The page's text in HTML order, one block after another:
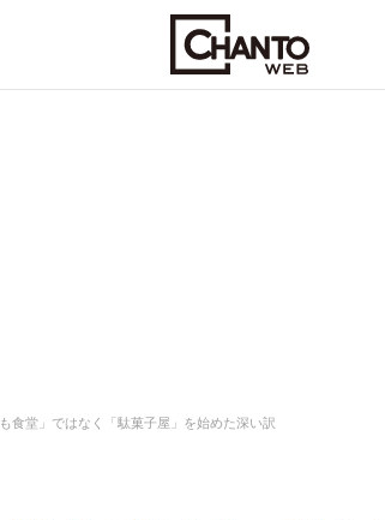
食堂」ではなく「駄菓子屋」を始めた深い訳